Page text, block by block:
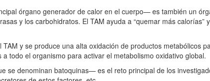
órgano generador de calor en el cuerpo— es también un
y los carbohidratos. El TAM ayuda a “quemar más
y se produce una alta oxidación de productos metabólicos
todo el organismo para activar el metabolismo oxidativo global.
se denominan batoquinas— es el reto principal de los